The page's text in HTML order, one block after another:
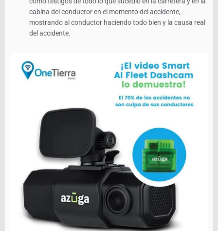
cabina del conductor en el momento del accidente,
mostrando al conductor haciendo todo bien y la causa real
del accidente.